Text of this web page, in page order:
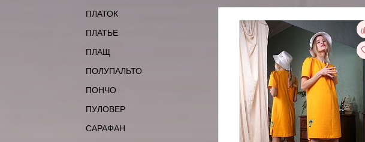
ПЛАТОК
ПЛАТЬЕ
ПЛАЩ
ПОЛУПАЛЬТО
ПОНЧО
ПУЛОВЕР
САРАФАН